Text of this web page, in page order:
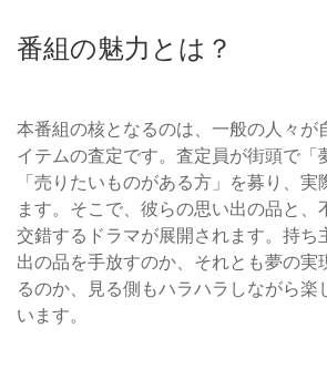
番組の魅力とは？
本番組の核となるのは、一般の人々が
イテムの査定です。査定員が街頭で「
「売りたいものがある方」を募り、
ます。そこで、彼らの思い出の品と、
交錯するドラマが展開されます。持ち
出の品を手放すのか、それとも夢の実
るのか、見る側もハラハラしながら楽
います。